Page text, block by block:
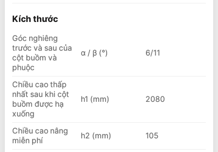
Kích thước
Góc nghiêng
trước và sau của
cột buồm và
phuộc
α / β (°) 6/11
Chiều cao thấp
nhất sau khi cột
buồm được hạ
xuống
h1 (mm) 2080
Chiều cao nâng
miễn phí
h2 (mm) 105